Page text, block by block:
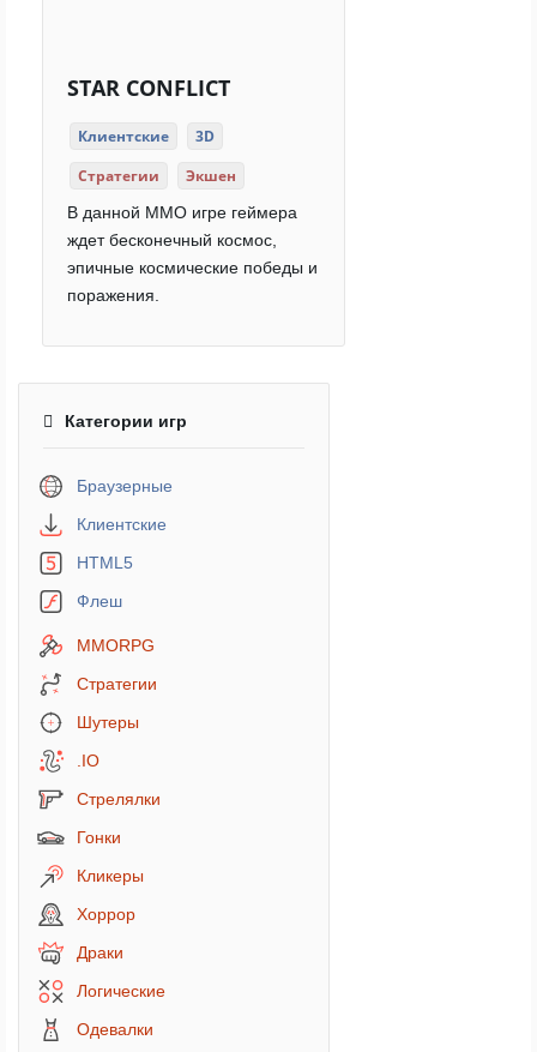
STAR CONFLICT
Клиентские
3D
Стратегии
Экшен
В данной ММО игре геймера
ждет бесконечный космос,
эпичные космические победы и
поражения.
Категории игр
Браузерные
Клиентские
HTML5
Флеш
MMORPG
Стратегии
Шутеры
.IO
Стрелялки
Гонки
Кликеры
Хоррор
Драки
Логические
Одевалки